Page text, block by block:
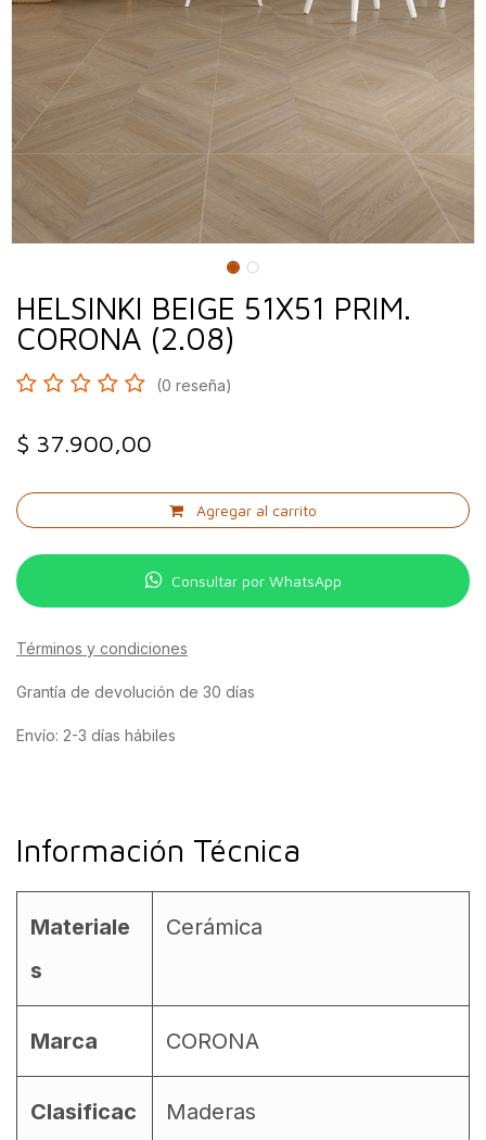
HELSINKI BEIGE 51X51 PRIM.
CORONA (2.08)
(0 reseña)
$ 37.900,00
Agregar al carrito
Consultar por WhatsApp
Términos y condiciones
Grantía de devolución de 30 días
Envío: 2-3 días hábiles
Información Técnica
Materiale
s
Cerámica
Marca CORONA
Clasificac
Maderas